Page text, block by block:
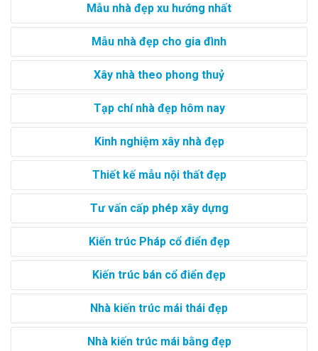
Mẫu nhà đẹp xu hướng nhất
Mẫu nhà đẹp cho gia đình
Xây nhà theo phong thuỷ
Tạp chí nhà đẹp hôm nay
Kinh nghiệm xây nhà đẹp
Thiết kế mẫu nội thất đẹp
Tư vấn cấp phép xây dựng
Kiến trúc Pháp cổ điển đẹp
Kiến trúc bán cổ điển đẹp
Nhà kiến trúc mái thái đẹp
Nhà kiến trúc mái bằng đẹp